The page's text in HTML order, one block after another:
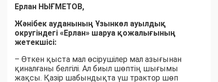
Ерлан НЫҒМЕТОВ,
Жәнібек ауданының Ұзынкөл ауылдық
округіндегі «Ерлан» шаруа қожалығының
жетекшісі:
– Өткен қыста мал өсірушілер мал азығынан
қиналғаны белгілі. Ал биыл шөптің шығымы
жақсы. Қазір шабындықта үш трактор шөп